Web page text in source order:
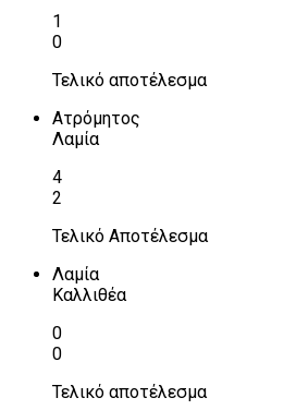
1
0
Τελικό αποτέλεσμα
Ατρόμητος
Λαμία
4
2
Τελικό Αποτέλεσμα
Λαμία
Καλλιθέα
0
0
Τελικό αποτέλεσμα